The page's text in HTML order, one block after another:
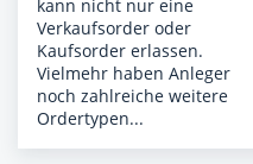
kann nicht nur eine
Verkaufsorder oder
Kaufsorder erlassen.
Vielmehr haben Anleger
noch zahlreiche weitere
Ordertypen...